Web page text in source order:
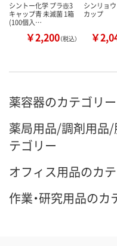
シントー化学 プラ壺3
キャップ青 未滅菌 1箱
(100個入…
￥2,200（税込）
シンリョ
カップ
￥
薬容器のカテゴリー
薬局用品/調剤用品/
テゴリー
オフィス用品のカ
作業・研究用品のカ